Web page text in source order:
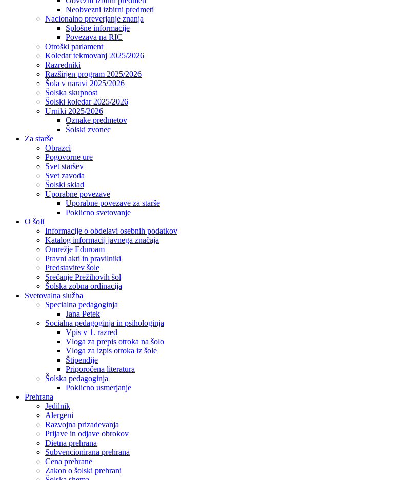
Neobvezni izbirni predmeti
Nacionalno preverjanje znanja
Splošne informacije
Povezava na RIC
Otroški parlament
Koledar tekmovanj 2025/2026
Razredniki
Razširjen program 2025/2026
Šola v naravi 2025/2026
Šolska skupnost
Šolski koledar 2025/2026
Urniki 2025/2026
Oznake predmetov
Šolski zvonec
Za starše
Obrazci
Pogovorne ure
Svet staršev
Svet zavoda
Šolski sklad
Uporabne povezave
Uporabne povezave za starše
Poklicno svetovanje
O šoli
Informacije o obdelavi osebnih podatkov
Katalog informacij javnega značaja
Omrežje Eduroam
Pravni akti in pravilniki
Predstavitev šole
Srečanje Prežihovih šol
Šolska zobna ordinacija
Svetovalna služba
Specialna pedagoginja
Jana Petek
Socialna pedagoginja in psihologinja
Vpis v 1. razred
Vloga za prepis otroka na šolo
Vloga za izpis otroka iz šole
Štipendije
Priporočena literatura
Šolska pedagoginja
Poklicno usmerjanje
Prehrana
Jedilnik
Alergeni
Razvojna prizadevanja
Prijave in odjave obrokov
Dietna prehrana
Subvencionirana prehrana
Cena prehrane
Zakon o šolski prehrani